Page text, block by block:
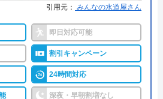
ライフがおすすめの理由
中無休で、最短30分駆けつけ、
無料などのサービスを売りにし
引用元： みんなの水道屋さん
即日対応可能
割引キャンペーン
24時間対応
深夜・早朝割増なし